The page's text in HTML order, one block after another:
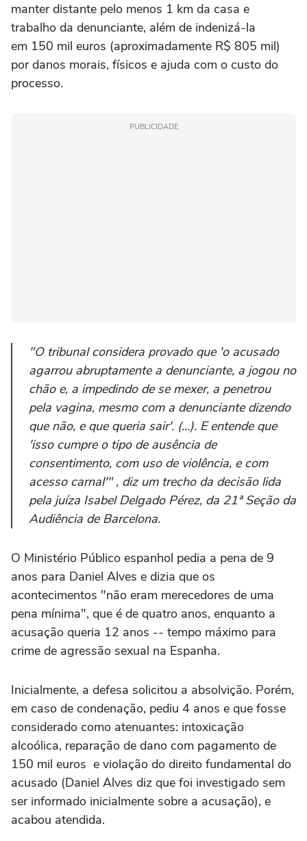
manter distante pelo menos 1 km da casa e
trabalho da denunciante, além de indenizá-la
em 150 mil euros (aproximadamente R$ 805 mil)
por danos morais, físicos e ajuda com o custo do
processo.
PUBLICIDADE
"O tribunal considera provado que 'o acusado
agarrou abruptamente a denunciante, a jogou no
chão e, a impedindo de se mexer, a penetrou
pela vagina, mesmo com a denunciante dizendo
que não, e que queria sair'. (...). E entende que
'isso cumpre o tipo de ausência de
consentimento, com uso de violência, e com
acesso carnal'" , diz um trecho da decisão lida
pela juíza Isabel Delgado Pérez, da 21ª Seção da
Audiência de Barcelona.
O Ministério Público espanhol pedia a pena de 9
anos para Daniel Alves e dizia que os
acontecimentos "não eram merecedores de uma
pena mínima", que é de quatro anos, enquanto a
acusação queria 12 anos -- tempo máximo para
crime de agressão sexual na Espanha.
Inicialmente, a defesa solicitou a absolvição. Porém,
em caso de condenação, pediu 4 anos e que fosse
considerado como atenuantes: intoxicação
alcoólica, reparação de dano com pagamento de
150 mil euros e violação do direito fundamental do
acusado (Daniel Alves diz que foi investigado sem
ser informado inicialmente sobre a acusação), e
acabou atendida.